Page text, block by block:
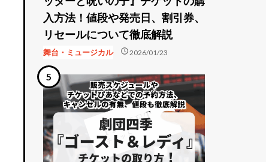
入方法！値段や発売日、割引券、
リセールについて徹底解説
舞台・ミュージカル schedule2026/01/23